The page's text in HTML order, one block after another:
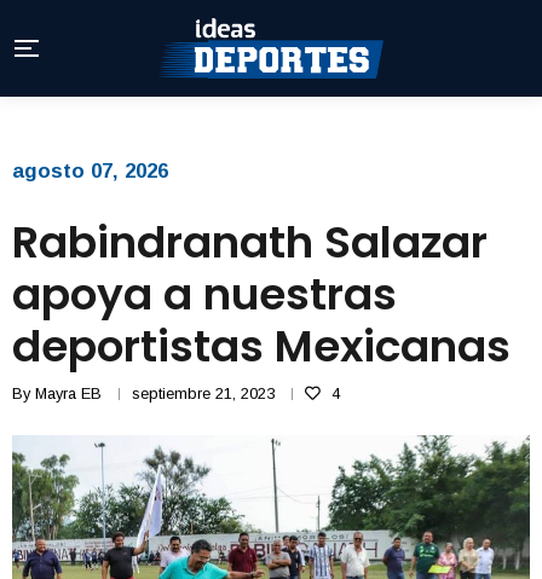
agosto 07, 2026
Rabindranath Salazar
apoya a nuestras
deportistas Mexicanas
By Mayra EB septiembre 21, 2023 4